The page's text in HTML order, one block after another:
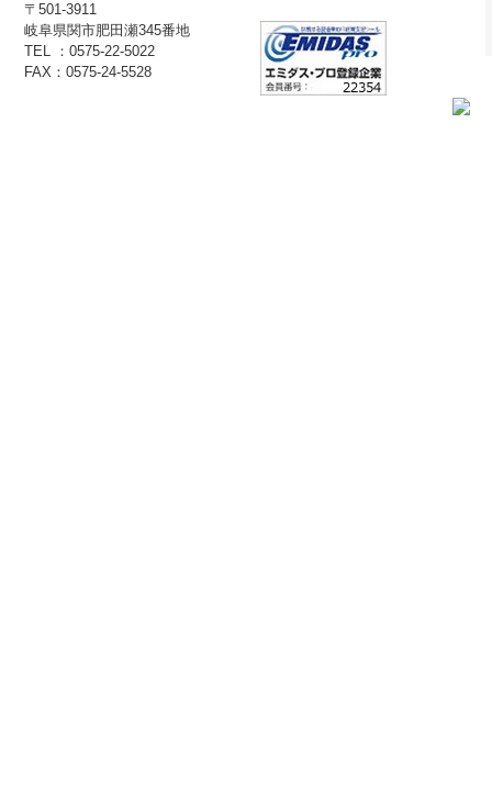
〒501-3911
岐阜県関市肥田瀬345番地
TEL ：0575-22-5022
FAX：0575-24-5528